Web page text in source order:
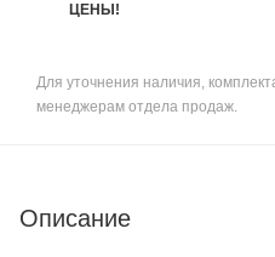
ЦЕНЫ!
Для уточнения наличия,
менеджерам отдела продаж.
Описание